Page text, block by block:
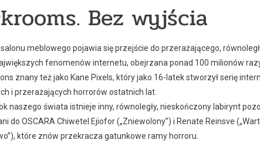
Bez wyjścia
meblowego pojawia się przejście do przerażającego,
fenomenów internetu, obejrzana ponad 100 milionów
znany też jako Kane Pixels, który jako 16-latek stworzył serię
i przerażających horrorów ostatnich lat.
naszego świata istnieje inny, równoległy, nieskończony labirynt
do OSCARA Chiwetel Ejiofor („Zniewolony”) i Renate Reinsve
które znów przekracza gatunkowe ramy horroru.